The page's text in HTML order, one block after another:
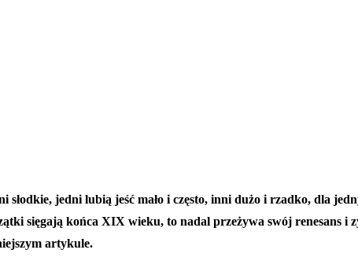
jedni lubią jeść mało i często, inni dużo i rzadko, dla
sięgają końca XIX wieku, to nadal przeżywa swój renesans i
artykule.